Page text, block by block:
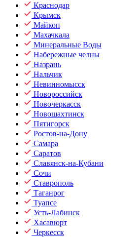
Краснодар
Крымск
Майкоп
Махачкала
Минеральные Воды
Набережные челны
Назрань
Нальчик
Невинномысск
Новороссийск
Новочеркасск
Новошахтинск
Пятигорск
Ростов-на-Дону
Самара
Саратов
Славянск-на-Кубани
Сочи
Ставрополь
Таганрог
Туапсе
Усть-Лабинск
Хасавюрт
Черкесск